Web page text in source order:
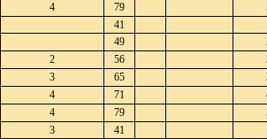
4 79
41
49
2 56
3 65
4 71
4 79
3 41